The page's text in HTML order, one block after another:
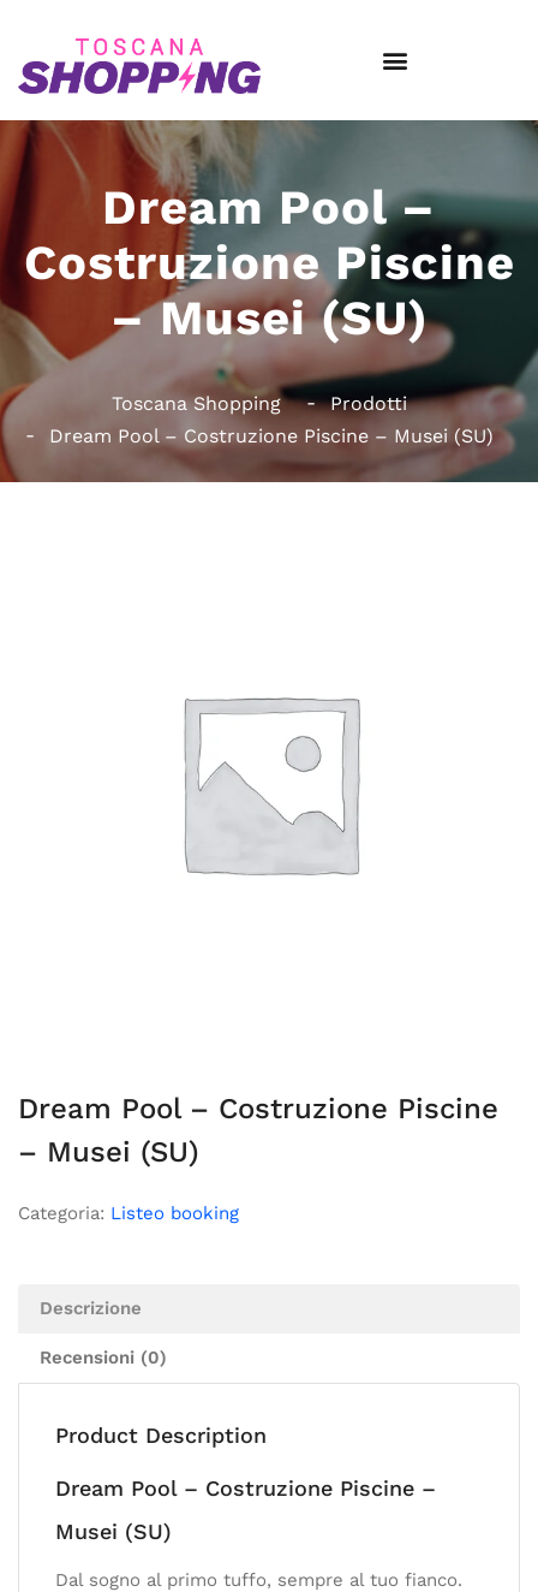
Dream Pool –
Costruzione Piscine
– Musei (SU)
Toscana Shopping
Prodotti
Dream Pool – Costruzione Piscine – Musei (SU)
Dream Pool – Costruzione Piscine
– Musei (SU)
Categoria: Listeo booking
Descrizione
Recensioni (0)
Product Description
Dream Pool – Costruzione Piscine –
Musei (SU)
Dal sogno al primo tuffo, sempre al tuo fianco.